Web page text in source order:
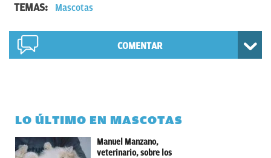
TEMAS: Mascotas
COMENTAR
LO ÚLTIMO EN MASCOTAS
Manuel Manzano,
veterinario, sobre los